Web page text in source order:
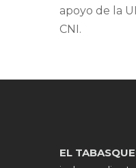
apoyo de la
CNI.
EL